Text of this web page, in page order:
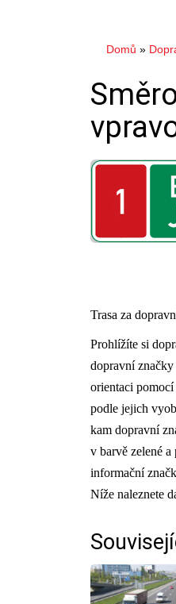
Domů »
Trasa za
Prohlížíte si
dopravní
orientaci
podle jejich
kam dopravní
v barvě zelené
informační
Níže naleznete